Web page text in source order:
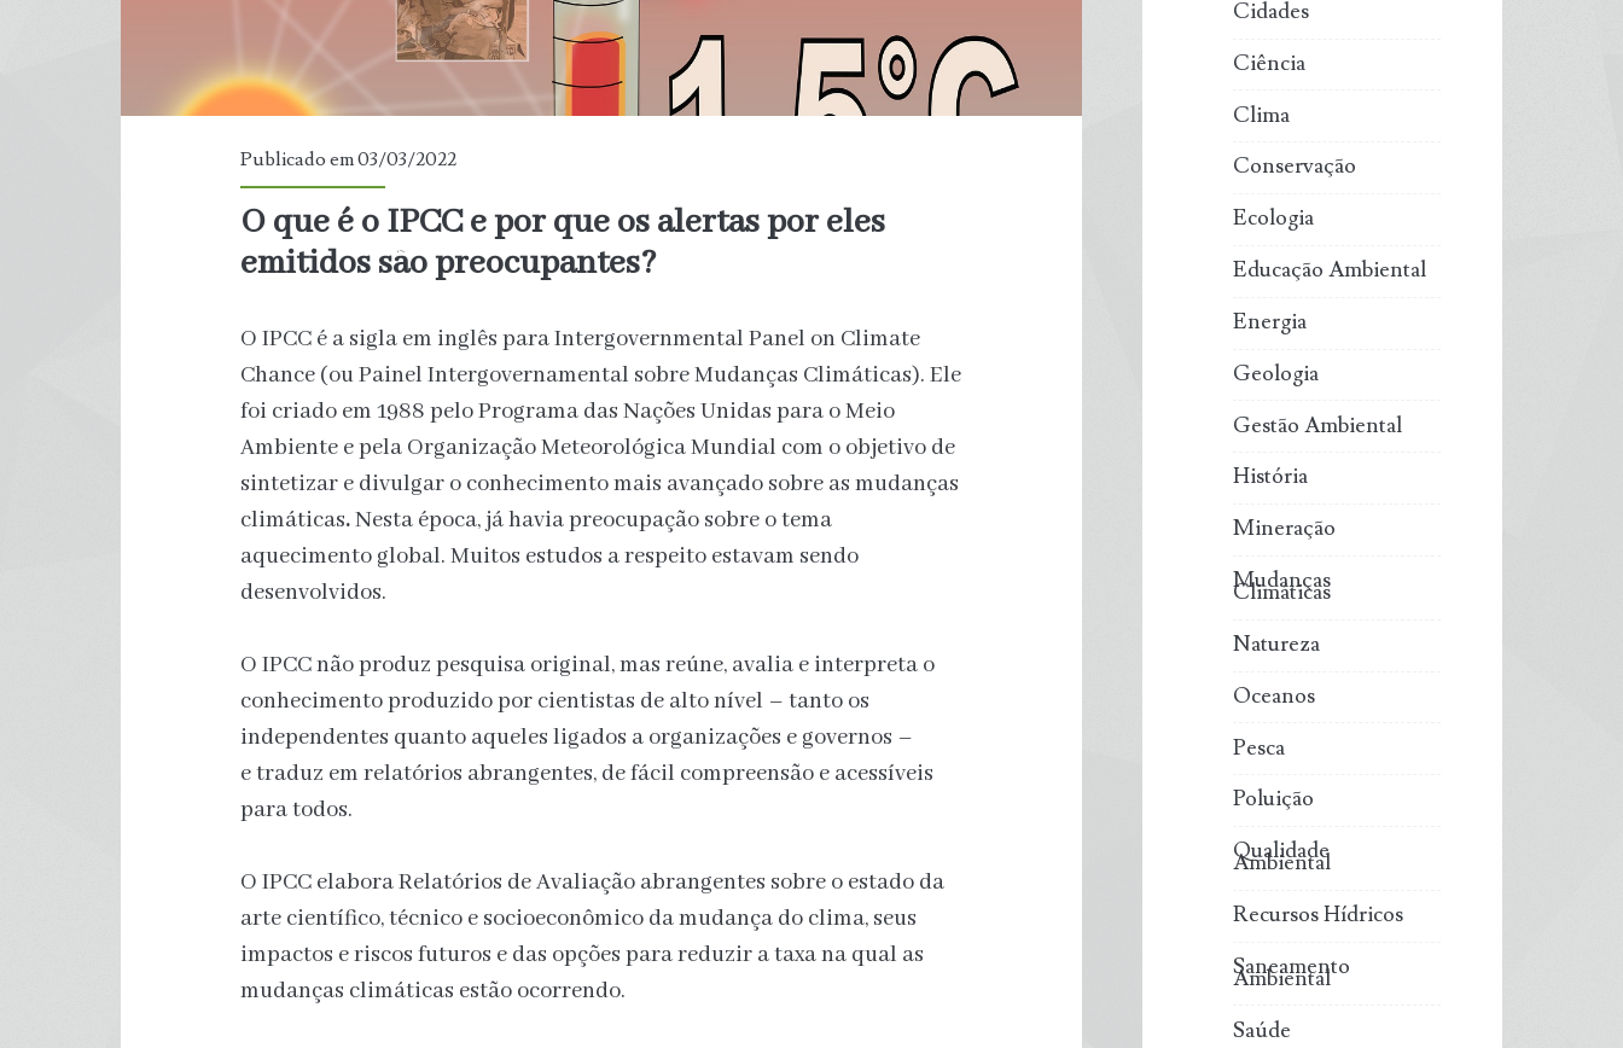
Publicado em 03/03/2022
O que é o IPCC e por que os alertas por eles
emitidos são preocupantes?
O IPCC é a sigla em inglês para Intergovernmental Panel on Climate
Chance (ou Painel Intergovernamental sobre Mudanças Climáticas). Ele
foi criado em 1988 pelo Programa das Nações Unidas para o Meio
Ambiente e pela Organização Meteorológica Mundial com o objetivo de
sintetizar e divulgar o conhecimento mais avançado sobre as mudanças
climáticas.Nesta época, já havia preocupação sobre o tema
aquecimento global. Muitos estudos a respeito estavam sendo
desenvolvidos.
O IPCC não produz pesquisa original, mas reúne, avalia e interpreta o
conhecimento produzido por cientistas de alto nível – tanto os
independentes quanto aqueles ligados a organizações e governos –
e traduz em relatórios abrangentes, de fácil compreensão e acessíveis
para todos.
O IPCC elabora Relatórios de Avaliação abrangentes sobre o estado da
arte científico, técnico e socioeconômico da mudança do clima, seus
impactos e riscos futuros e das opções para reduzir a taxa na qual as
mudanças climáticas estão ocorrendo.
Cidades
Ciência
Clima
Conservação
Ecologia
Educação Ambiental
Energia
Geologia
Gestão Ambiental
História
Mineração
Mudanças
Climáticas
Natureza
Oceanos
Pesca
Poluição
Qualidade
Ambiental
Recursos Hídricos
Saneamento
Ambiental
Saúde